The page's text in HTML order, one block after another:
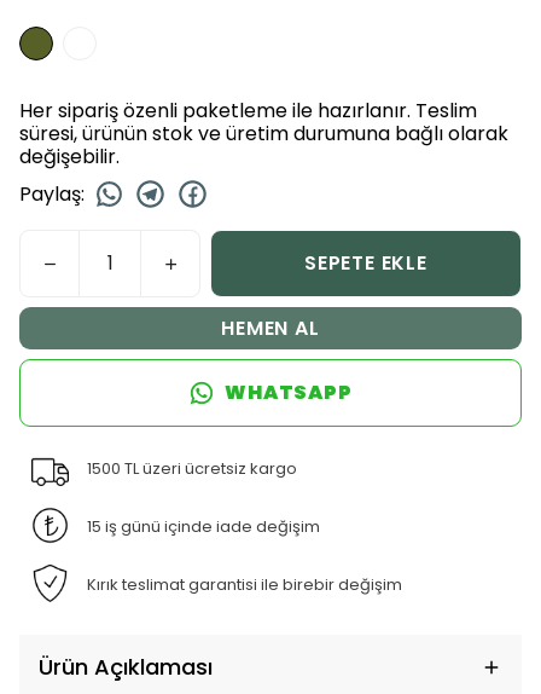
Her sipariş özenli paketleme ile hazırlanır. Teslim
süresi, ürünün stok ve üretim durumuna bağlı olarak
değişebilir.
Paylaş:
SEPETE EKLE
HEMEN AL
WHATSAPP
1500 TL üzeri ücretsiz kargo
15 iş günü içinde iade değişim
Kırık teslimat garantisi ile birebir değişim
Ürün Açıklaması